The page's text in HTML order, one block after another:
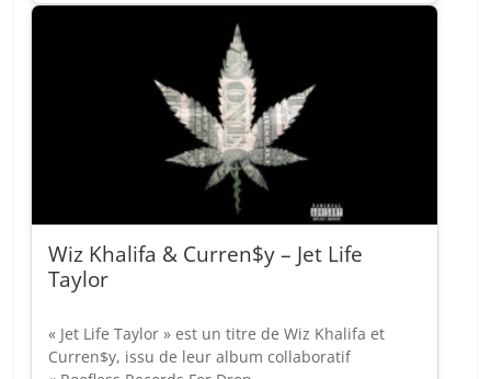
Wiz Khalifa & Curren$y – Jet Life
Taylor
« Jet Life Taylor » est un titre de Wiz Khalifa et
Curren$y, issu de leur album collaboratif